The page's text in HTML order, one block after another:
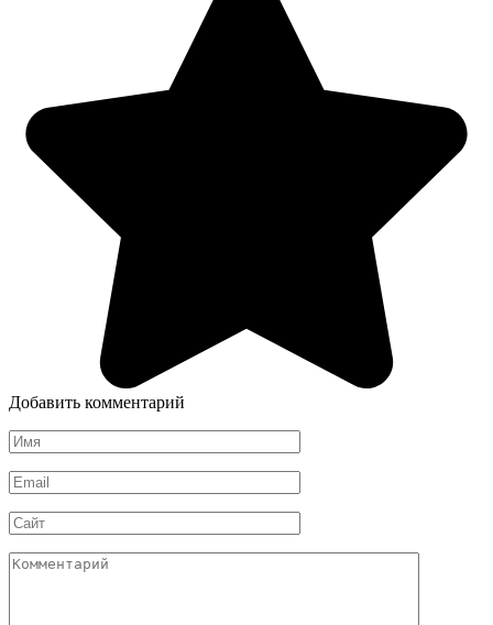
Добавить комментарий
Имя
*
Email
*
Сайт
Комментарий